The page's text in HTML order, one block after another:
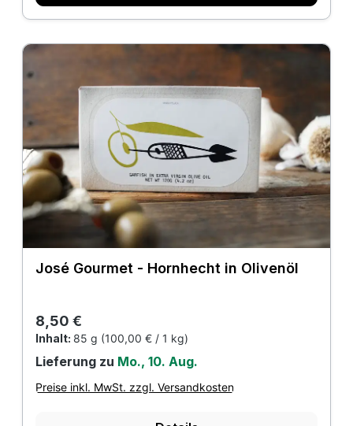
José Gourmet - Hornhecht in Olivenöl
Regulärer Preis:
8,50 €
Inhalt: 85 g (100,00 € / 1 kg)
Lieferung zu Mo., 10. Aug.
Preise inkl. MwSt. zzgl. Versandkosten